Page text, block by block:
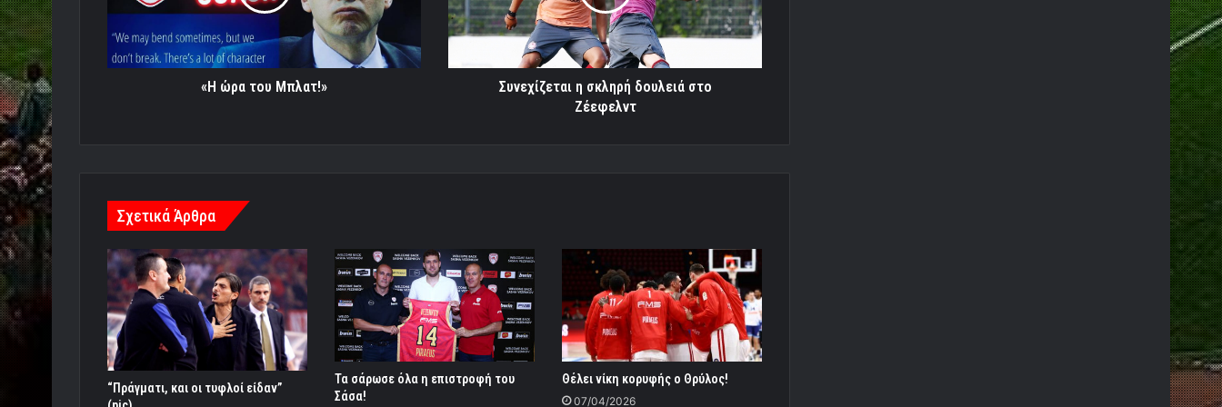
«Η ώρα του Μπλατ!»
Ζέεφελντ
Συνεχίζεται η σκληρή δουλειά στο
Ζέεφελντ
Σχετικά Άρθρα
“Πράγματι, και οι τυφλοί είδαν”
Τα σάρωσε όλα η επιστροφή του
Σάσα!
Θέλει νίκη κορυφής ο Θρύλος!
07/04/2026